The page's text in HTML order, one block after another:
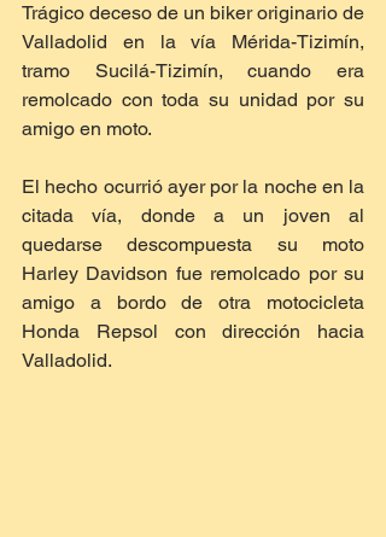
Trágico deceso de un biker originario de
Valladolid en la vía Mérida-Tizimín,
tramo Sucilá-Tizimín, cuando era
remolcado con toda su unidad por su
amigo en moto.
El hecho ocurrió ayer por la noche en la
citada vía, donde a un joven al
quedarse descompuesta su moto
Harley Davidson fue remolcado por su
amigo a bordo de otra motocicleta
Honda Repsol con dirección hacia
Valladolid.